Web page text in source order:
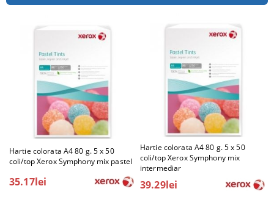
Hartie colorata A4 80 g. 5 x 50
coli/top Xerox Symphony mix pastel
35.17lei
Hartie colorata A4 80 g. 5 x 50
coli/top Xerox Symphony mix
intermediar
39.29lei